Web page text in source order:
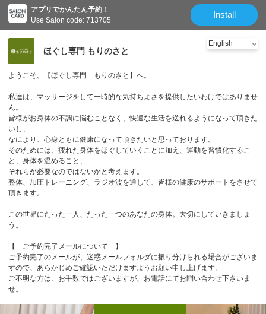
アプリでかんたん予約！
Use Salon code: 713705
Install
ほぐし専門 もりのさと
ようこそ。【ほぐし専門 もりのさと】へ。
私達は、マッサージをして一時的な気持ちよさを提供したいわけではありませ
ん。
皆様がお身体の不調に悩むことなく、快適な生活を送れるようになって頂きた
いし、
なにより、心身ともに健康になって頂きたいと思っております。
そのためには、疲れた身体をほぐしていくことに加え、運動を習慣化するこ
と、身体を温めること、
それらが必要なのではないかと考えます。
整体、加圧トレーニング、ラジオ波を通して、皆様の健康のサポートをさせて
頂きます。
この世界にたった一人、たった一つのあなたの身体。大切にしていきましょ
う。
【 ご予約完了メールについて 】
ご予約完了のメールが、迷惑メールフォルダに振り分けられる場合がございま
すので、あらかじめご確認いただけますようお願い申し上げます。
ご不明な方は、お手数ではございますが、お電話にてお問い合わせ下さいま
せ。